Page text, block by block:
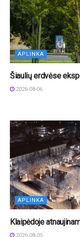
APLINKA
Šiaulių erdvėse
2026-08-06
APLINKA
Klaipėdoje
2026-08-05